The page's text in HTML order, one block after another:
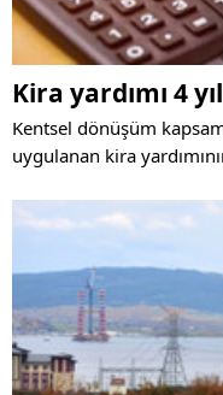
Kira yardımı 4
Kentsel dönüşüm
uygulanan kira